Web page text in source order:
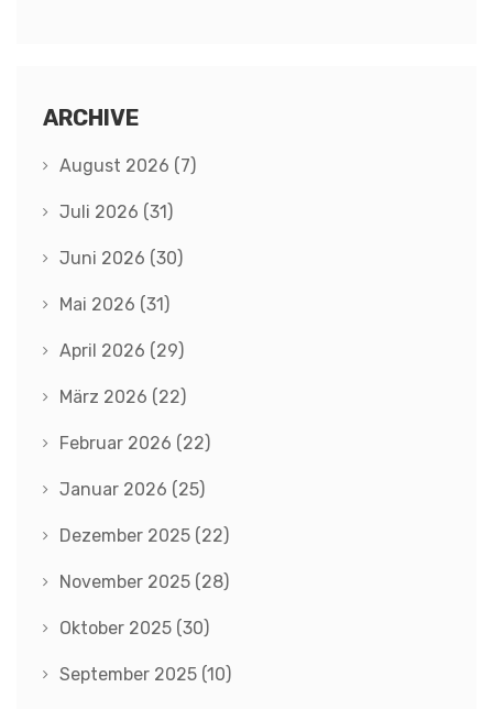
ARCHIVE
August 2026 (7)
Juli 2026 (31)
Juni 2026 (30)
Mai 2026 (31)
April 2026 (29)
März 2026 (22)
Februar 2026 (22)
Januar 2026 (25)
Dezember 2025 (22)
November 2025 (28)
Oktober 2025 (30)
September 2025 (10)